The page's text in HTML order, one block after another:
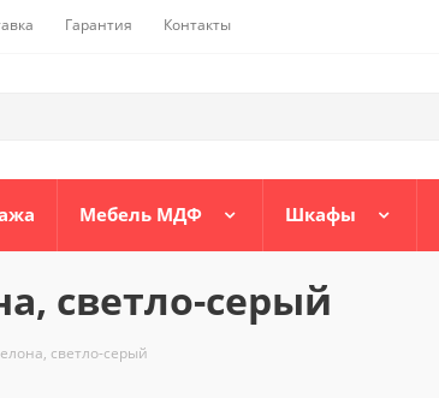
Гарантия Контакты
Мебель МДФ Шкафы
светло-серый
светло-серый